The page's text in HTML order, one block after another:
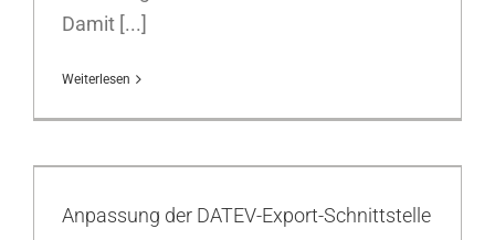
Damit [...]
Weiterlesen
Anpassung der DATEV-Export-Schnittstelle